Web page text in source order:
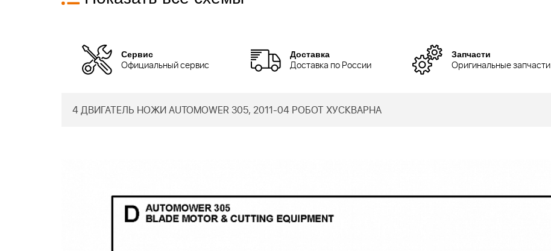
Сервис
Официальный сервис
Доставка
Доставка по России
Запчасти
Оригинальные запчасти
4 ДВИГАТЕЛЬ НОЖИ AUTOMOWER 305, 2011-04 РОБОТ ХУСКВАРНА